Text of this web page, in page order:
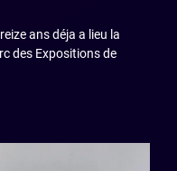
ans déja a lieu la
des Expositions de